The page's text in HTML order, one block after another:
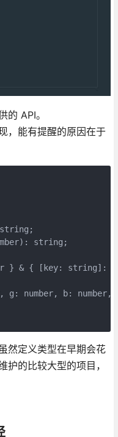
的 API。
，能有提醒的原因在于
string;
} & { [key: string]:
g: number, b: number,
然定义类型在早期会花
护的比较大型的项目，